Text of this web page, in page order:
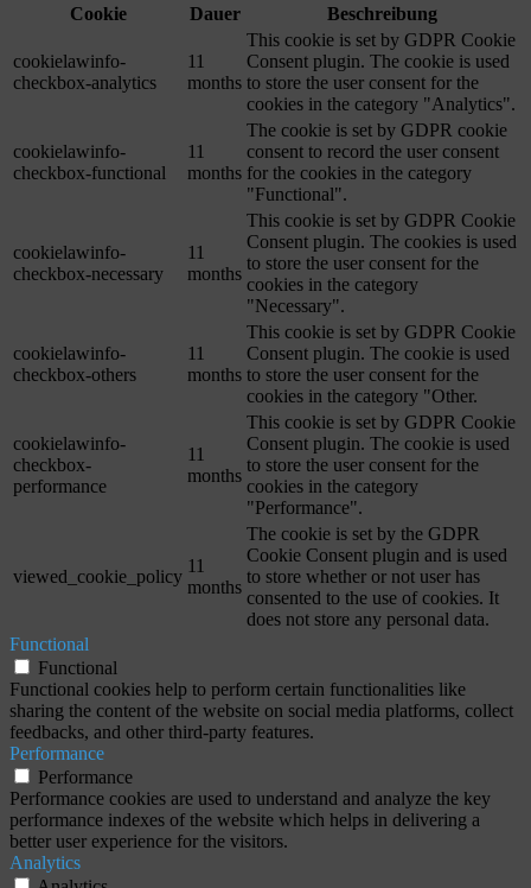
Cookie
Dauer Beschreibung
cookielawinfo-
checkbox-analytics
11
months
This cookie is set by GDPR Cookie
Consent plugin. The cookie is used
to store the user consent for the
cookies in the category "Analytics".
cookielawinfo-
checkbox-functional
11
months
The cookie is set by GDPR cookie
consent to record the user consent
for the cookies in the category
"Functional".
cookielawinfo-
checkbox-necessary
11
months
This cookie is set by GDPR Cookie
Consent plugin. The cookies is used
to store the user consent for the
cookies in the category
"Necessary".
cookielawinfo-
checkbox-others
11
months
This cookie is set by GDPR Cookie
Consent plugin. The cookie is used
to store the user consent for the
cookies in the category "Other.
cookielawinfo-
checkbox-
performance
11
months
This cookie is set by GDPR Cookie
Consent plugin. The cookie is used
to store the user consent for the
cookies in the category
"Performance".
viewed_cookie_policy
11
months
The cookie is set by the GDPR
Cookie Consent plugin and is used
to store whether or not user has
consented to the use of cookies. It
does not store any personal data.
Functional
Functional
Functional cookies help to perform certain functionalities like
sharing the content of the website on social media platforms, collect
feedbacks, and other third-party features.
Performance
Performance
Performance cookies are used to understand and analyze the key
performance indexes of the website which helps in delivering a
better user experience for the visitors.
Analytics